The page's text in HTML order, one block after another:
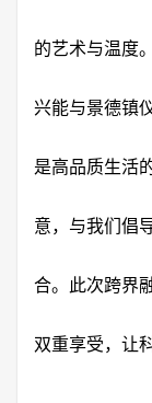
的艺术与温度
兴能与景德镇
是高品质生活
意，与我们倡
合。此次跨界
双重享受，让